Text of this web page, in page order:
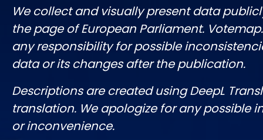
We collect and visually present data
the page of European Parliament.
any responsibility for possible
data or its changes after the publication.
Descriptions are created using DeepL
translation. We apologize for any possible
or inconvenience.